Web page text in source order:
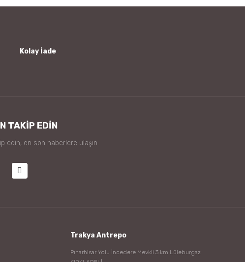
Kolay İade
TAKİP EDİN
edin, en son haberlere ulaşın
Trakya Antrepo
Pınarhisar Yolu İncedere Mevkii 3.km Lüleburgaz